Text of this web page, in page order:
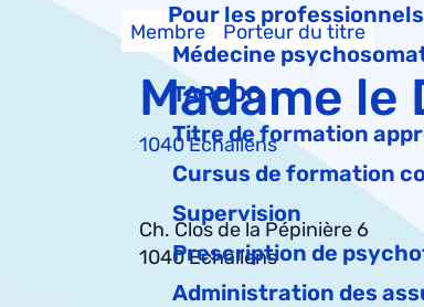
Pour les professionnels
Médecine
TARDOC
Titre de formation
Cursus de formation
Supervision
Prescription de
Administration des
Membre Porteur du titre
Madame le
1040 Echallens
Ch. Clos de la Pépinière 6
1040 Echallens